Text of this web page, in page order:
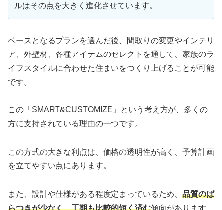
ルはその点を大きく進化させています。
ベースとなるプランを選んだ後、間取りの変更やインテリ
ア、外壁材、各種アイテムのセレクトを通して、家族のラ
イフスタイルに合わせた住まいをつくり上げることが可能
です。
この「SMART&CUSTOMIZE」という考え方が、多くの
方に支持されている理由の一つです。
この方式の大きな利点は、価格の透明性が高く、予算計画
を立てやすい点にあります。
また、設計や仕様がある程度定まっているため、 品質のば
らつきが少なく、工期も比較的短く済む傾向があります。